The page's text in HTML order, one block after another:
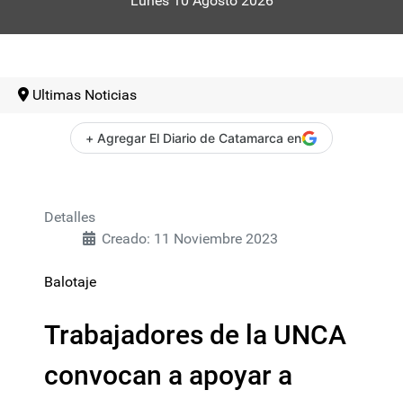
Ultimas Noticias
+ Agregar El Diario de Catamarca en
Detalles
Creado: 11 Noviembre 2023
Balotaje
Trabajadores de la UNCA
convocan a apoyar a